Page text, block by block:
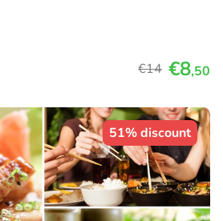
€14 €8,50
51% discount